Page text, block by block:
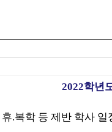
2022학년
휴.복학 등 제반 학사 일